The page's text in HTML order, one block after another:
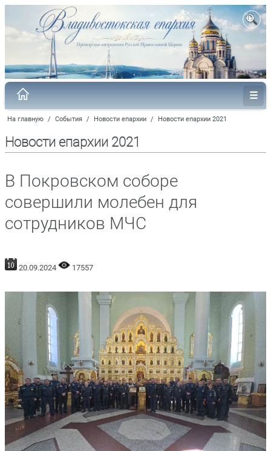
На главную / События / Новости епархии / Новости епархии 2021
Новости епархии 2021
В Покровском соборе
совершили молебен для
сотрудников МЧС
20.09.2024 17557